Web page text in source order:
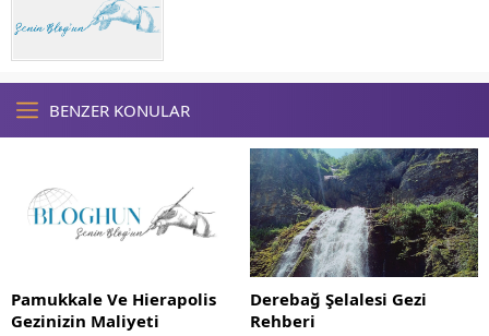
BENZER KONULAR
Pamukkale Ve Hierapolis
Gezinizin Maliyeti
Derebağ Şelalesi Gezi
Rehberi